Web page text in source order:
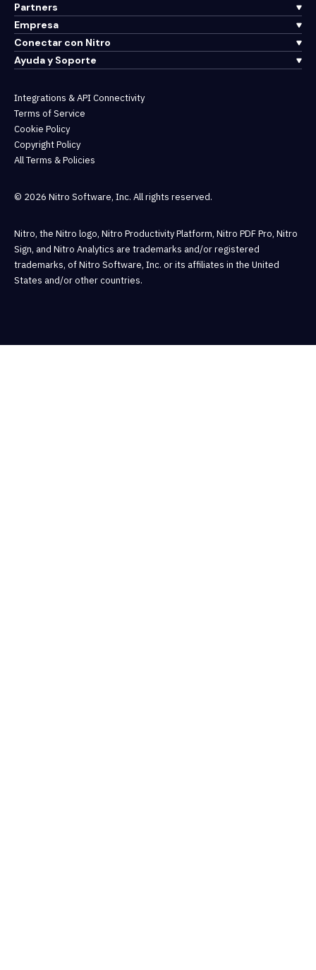
Partners
Empresa
Conectar con Nitro
Ayuda y Soporte
Integrations & API Connectivity
Terms of Service
Cookie Policy
Copyright Policy
All Terms & Policies
© 2026 Nitro Software, Inc. All rights reserved.
Nitro, the Nitro logo, Nitro Productivity Platform, Nitro PDF Pro, Nitro
Sign, and Nitro Analytics are trademarks and/or registered
trademarks, of Nitro Software, Inc. or its affiliates in the United
States and/or other countries.